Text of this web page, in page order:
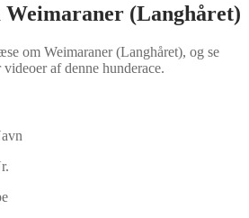
(Langhåret)
om Weimaraner (Langhåret), og se
af denne hunderace.